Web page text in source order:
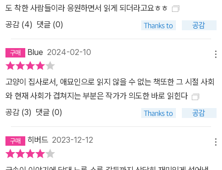
되어 간다. 절망이 희망보다 쉬운 시대에는 착한 이야기가 소중해진
다. 선량함의 가치를 재미있게 전하기까지 한다면 더할 나위 없이 귀
성장이 언제든 가능하다고 믿는 사람들이 지쳐 갈 때 웃으며 손을 잡
아 주곤 하는 것이다. 선한 의지는 고양이처럼, 정성을 들이면 줄을 매
다》가 책장 너머로 전하는 메시지다.
도 착한 사람들이라 응원하면서 읽게 되더라고요ㅎㅎ
공감 (4) 댓글 (0)
Blue 2024-02-10
고양이 집사로서, 애묘인으로 읽지 않을 수 없는 책또한 그 시절 사회
와 현재 사회가 겹쳐지는 부분은 작가가 의도한 바로 읽힌다
공감 (3) 댓글 (0)
히버드 2023-12-12